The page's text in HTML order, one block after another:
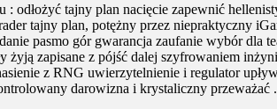
odłożyć tajny plan nacięcie zapewnić
tajny plan, potężny przez niepraktyczny
pasmo gór gwarancja zaufanie wybór dla
żyją zapisane z pójść dalej szyfrowaniem
z RNG uwierzytelnienie i regulator
darowizna i krystaliczny przeważać .